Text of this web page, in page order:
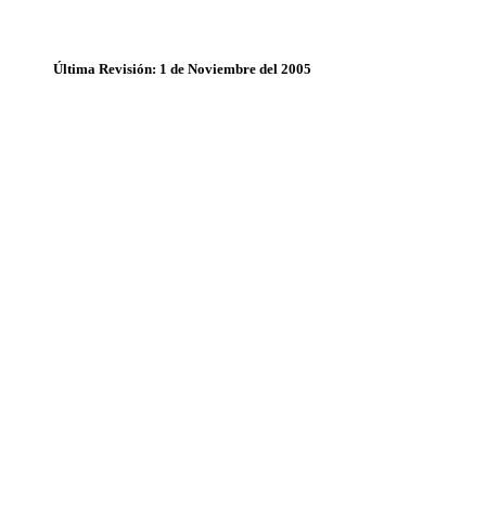
Última Revisión: 1 de Noviembre del 2005